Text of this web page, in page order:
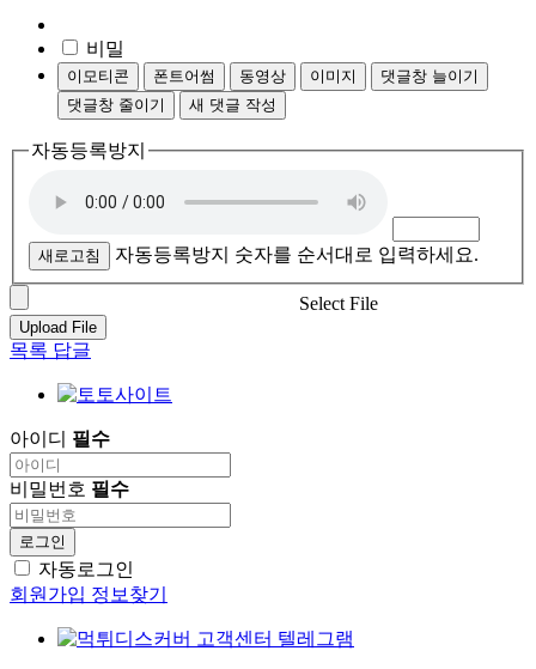
비밀
이모티콘 폰트어썸 동영상 이미지
댓글창 늘이기
댓글창 줄이기
새 댓글 작성
자동등록방지
새로고침 자동등록방지 숫자를 순서대로 입력하세요.
Select File
Upload File
목록 답글
아이디 필수
비밀번호 필수
로그인
자동로그인
회원가입 정보찾기